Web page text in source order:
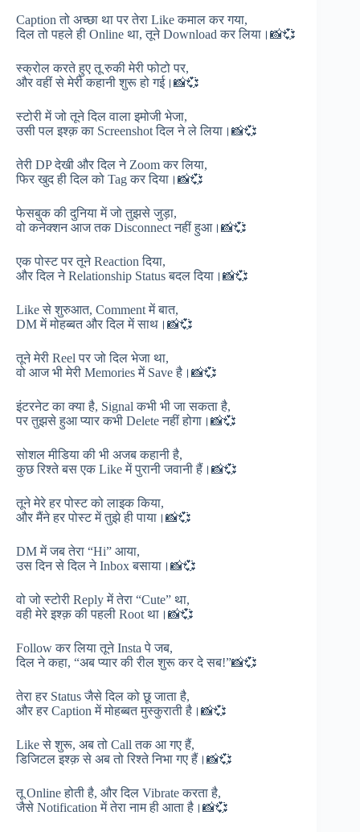
Caption तो अच्छा था पर तेरा Like कमाल कर गया,
दिल तो पहले ही Online था, तूने Download कर लिया।📸💞
स्क्रोल करते हुए तू रुकी मेरी फोटो पर,
और वहीं से मेरी कहानी शुरू हो गई।📸💞
स्टोरी में जो तूने दिल वाला इमोजी भेजा,
उसी पल इश्क़ का Screenshot दिल ने ले लिया।📸💞
तेरी DP देखी और दिल ने Zoom कर लिया,
फिर खुद ही दिल को Tag कर दिया।📸💞
फेसबुक की दुनिया में जो तुझसे जुड़ा,
वो कनेक्शन आज तक Disconnect नहीं हुआ।📸💞
एक पोस्ट पर तूने Reaction दिया,
और दिल ने Relationship Status बदल दिया।📸💞
Like से शुरुआत, Comment में बात,
DM में मोहब्बत और दिल में साथ।📸💞
तूने मेरी Reel पर जो दिल भेजा था,
वो आज भी मेरी Memories में Save है।📸💞
इंटरनेट का क्या है, Signal कभी भी जा सकता है,
पर तुझसे हुआ प्यार कभी Delete नहीं होगा।📸💞
सोशल मीडिया की भी अजब कहानी है,
कुछ रिश्ते बस एक Like में पुरानी जवानी हैं।📸💞
तूने मेरे हर पोस्ट को लाइक किया,
और मैंने हर पोस्ट में तुझे ही पाया।📸💞
DM में जब तेरा “Hi” आया,
उस दिन से दिल ने Inbox बसाया।📸💞
वो जो स्टोरी Reply में तेरा “Cute” था,
वही मेरे इश्क़ की पहली Root था।📸💞
Follow कर लिया तूने Insta पे जब,
दिल ने कहा, “अब प्यार की रील शुरू कर दे सब!”📸💞
तेरा हर Status जैसे दिल को छू जाता है,
और हर Caption में मोहब्बत मुस्कुराती है।📸💞
Like से शुरू, अब तो Call तक आ गए हैं,
डिजिटल इश्क़ से अब तो रिश्ते निभा गए हैं।📸💞
तू Online होती है, और दिल Vibrate करता है,
जैसे Notification में तेरा नाम ही आता है।📸💞